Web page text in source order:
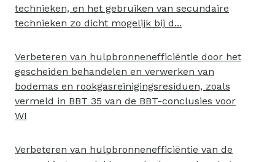
technieken, en het gebruiken van secundaire
technieken zo dicht mogelijk bij d...
Verbeteren van hulpbronnenefficiëntie door het
gescheiden behandelen en verwerken van
bodemas en rookgasreinigingsresiduen, zoals
vermeld in BBT 35 van de BBT-conclusies voor
WI
Verbeteren van hulpbronnenefficiëntie van de